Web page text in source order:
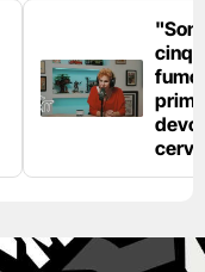
fumo
devo